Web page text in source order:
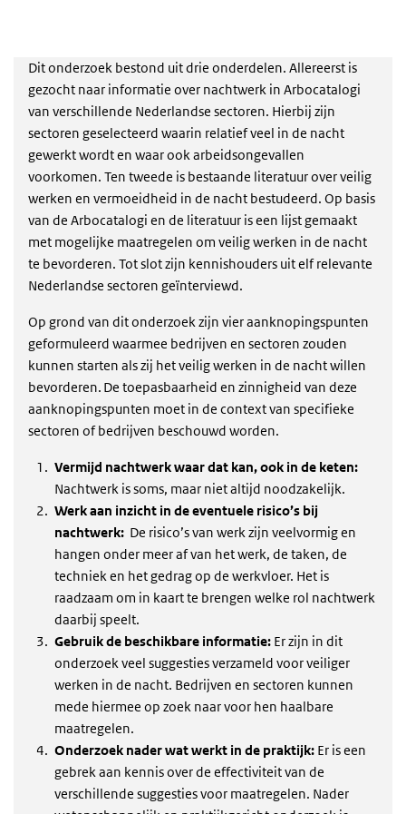
Dit onderzoek bestond uit drie onderdelen. Allereerst is
gezocht naar informatie over nachtwerk in Arbocatalogi
van verschillende Nederlandse sectoren. Hierbij zijn
sectoren geselecteerd waarin relatief veel in de nacht
gewerkt wordt en waar ook arbeidsongevallen
voorkomen. Ten tweede is bestaande literatuur over veilig
werken en vermoeidheid in de nacht bestudeerd. Op basis
van de Arbocatalogi en de literatuur is een lijst gemaakt
met mogelijke maatregelen om veilig werken in de nacht
te bevorderen. Tot slot zijn kennishouders uit elf relevante
Nederlandse sectoren geïnterviewd.
Op grond van dit onderzoek zijn vier aanknopingspunten
geformuleerd waarmee bedrijven en sectoren zouden
kunnen starten als zij het veilig werken in de nacht willen
bevorderen. De toepasbaarheid en zinnigheid van deze
aanknopingspunten moet in de context van specifieke
sectoren of bedrijven beschouwd worden.
Vermijd nachtwerk waar dat kan, ook in de keten:
Nachtwerk is soms, maar niet altijd noodzakelijk.
Werk aan inzicht in de eventuele risico’s bij
nachtwerk: De risico’s van werk zijn veelvormig en
hangen onder meer af van het werk, de taken, de
techniek en het gedrag op de werkvloer. Het is
raadzaam om in kaart te brengen welke rol nachtwerk
daarbij speelt.
Gebruik de beschikbare informatie: Er zijn in dit
onderzoek veel suggesties verzameld voor veiliger
werken in de nacht. Bedrijven en sectoren kunnen
mede hiermee op zoek naar voor hen haalbare
maatregelen.
Onderzoek nader wat werkt in de praktijk: Er is een
gebrek aan kennis over de effectiviteit van de
verschillende suggesties voor maatregelen. Nader